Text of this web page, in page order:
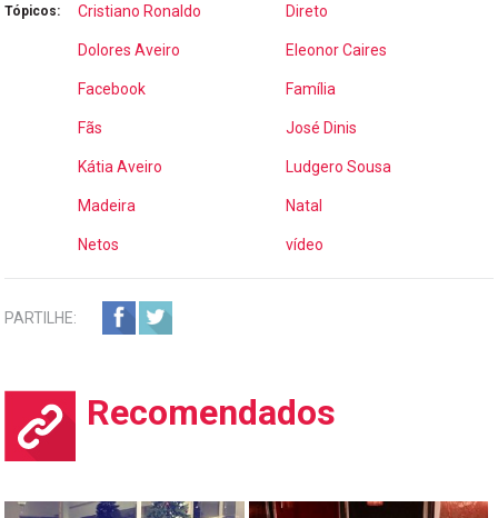
Tópicos: Cristiano Ronaldo Direto
Dolores Aveiro Eleonor Caires
Facebook Família
Fãs José Dinis
Kátia Aveiro Ludgero Sousa
Madeira Natal
Netos vídeo
PARTILHE:
Recomendados